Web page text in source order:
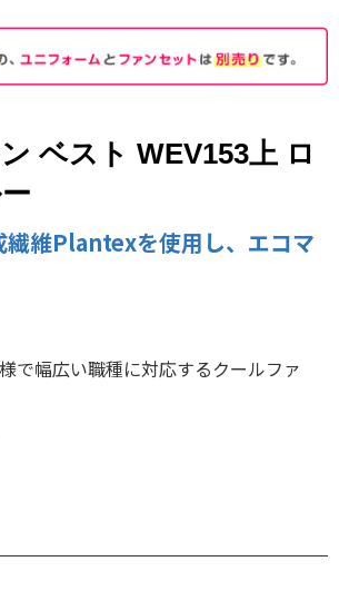
ベスト WEV153上 ロ
繊維Plantexを使用し、エコマ
で幅広い職種に対応するクールファ